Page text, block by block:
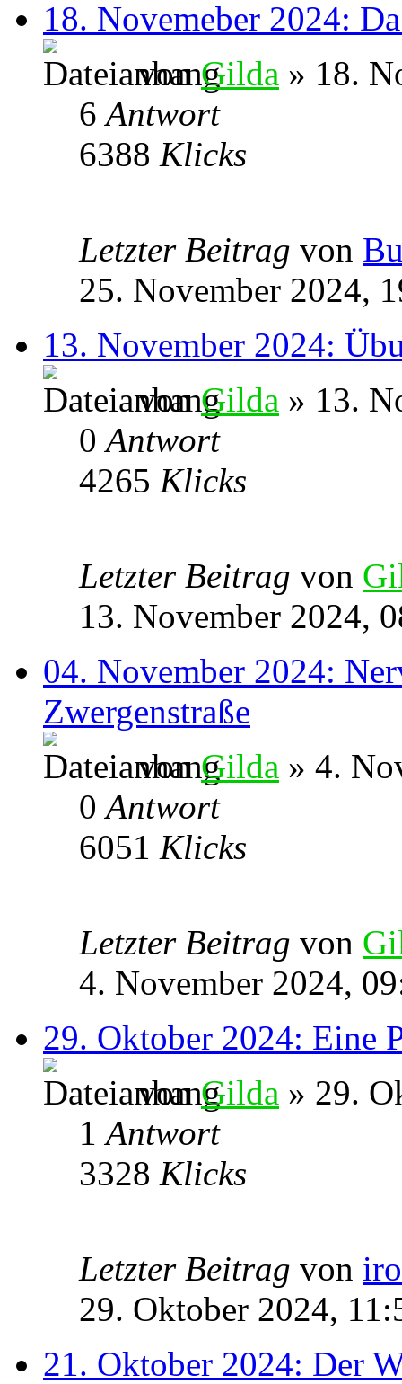
18. Novemeber 2024:
vonGilda » 18.
6Antwort
6388 Klicks
Letzter Beitrag von
25. November 2024,
13. November 2024:
vonGilda » 13.
0Antwort
4265 Klicks
Letzter Beitrag von
13. November 2024,
04. November 2024:
Zwergenstraße
vonGilda » 4.
0Antwort
6051 Klicks
Letzter Beitrag von
4. November 2024,
29. Oktober 2024: Eine
vonGilda » 29.
1Antwort
3328 Klicks
Letzter Beitrag von
29. Oktober 2024,
21. Oktober 2024: Der